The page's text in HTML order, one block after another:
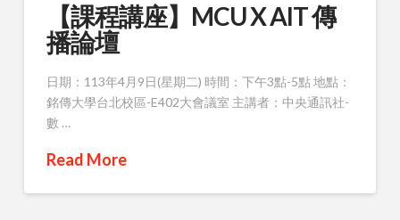
【課程講座】MCU X AIT 傳
播論壇
日期：113年4月9日(星期二) 時間：下午3點-5點 地點：
銘傳大學台北校區-E402大會議室 主講者：中央通訊社-
數 …
Read More